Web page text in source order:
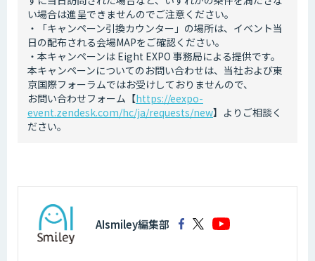
い場合は進呈できませんのでご注意ください。
・「キャンペーン引換カウンター」の場所は、イベント当
日の配布される会場MAPをご確認ください。
・本キャンペーンは Eight EXPO 事務局による提供です。
本キャンペーンについてのお問い合わせは、当社および東
京国際フォーラムではお受けしておりませんので、
お問い合わせフォーム【https://eexpo-
event.zendesk.com/hc/ja/requests/new】よりご相談く
ださい。
AIsmiley編集部